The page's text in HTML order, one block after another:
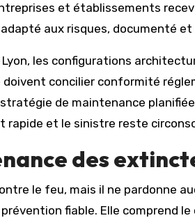
et établissements
aux risques, documenté
les configurations
concilier conformité
de maintenance
rapide et le sinistre reste
des
le feu, mais il ne pardonne
fiable. Elle comprend